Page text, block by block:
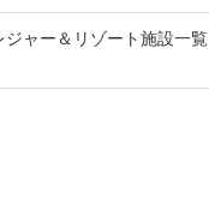
ャー＆リゾート施設一覧